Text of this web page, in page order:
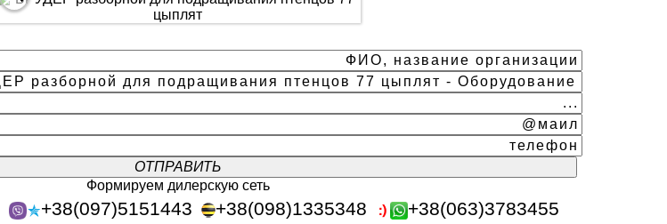
Формируем дилерскую сеть
+38(097)5151443 +38(098)1335348
+38(063)3783455